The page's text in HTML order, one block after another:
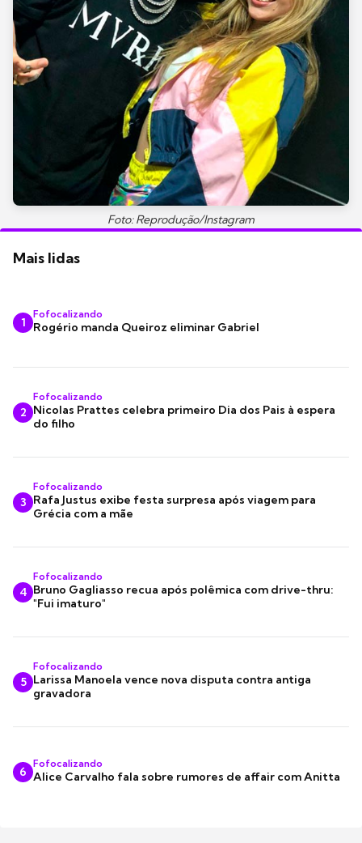
Foto: Reprodução/Instagram
Mais lidas
1
Fofocalizando
Rogério manda Queiroz eliminar Gabriel
2
Fofocalizando
Nicolas Prattes celebra primeiro Dia dos Pais à espera
do filho
3
Fofocalizando
Rafa Justus exibe festa surpresa após viagem para
Grécia com a mãe
4
Fofocalizando
Bruno Gagliasso recua após polêmica com drive-thru:
"Fui imaturo"
5
Fofocalizando
Larissa Manoela vence nova disputa contra antiga
gravadora
6
Fofocalizando
Alice Carvalho fala sobre rumores de affair com Anitta